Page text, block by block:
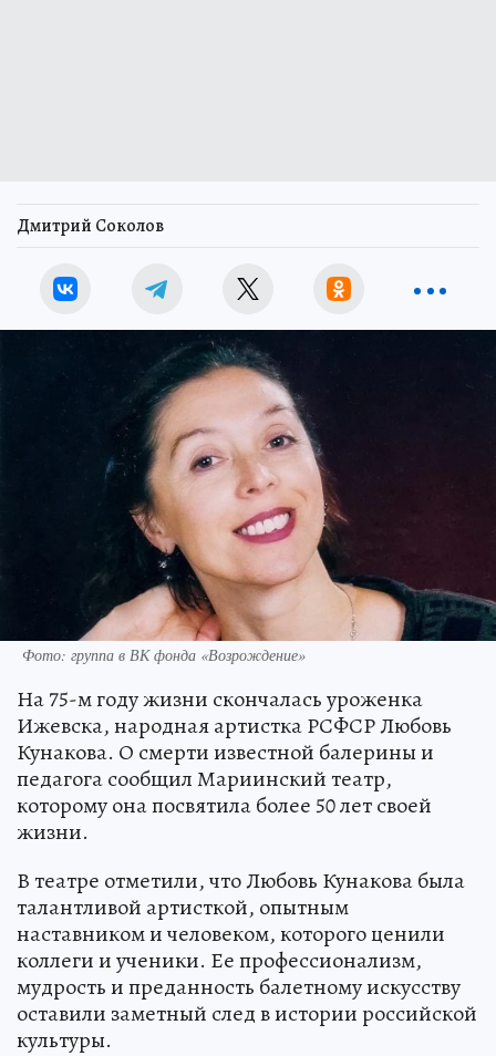
Дмитрий Соколов
Фото: группа в ВК фонда «Возрождение»
На 75-м году жизни скончалась уроженка
Ижевска, народная артистка РСФСР Любовь
Кунакова. О смерти известной балерины и
педагога сообщил Мариинский театр,
которому она посвятила более 50 лет своей
жизни.
В театре отметили, что Любовь Кунакова была
талантливой артисткой, опытным
наставником и человеком, которого ценили
коллеги и ученики. Ее профессионализм,
мудрость и преданность балетному искусству
оставили заметный след в истории российской
культуры.